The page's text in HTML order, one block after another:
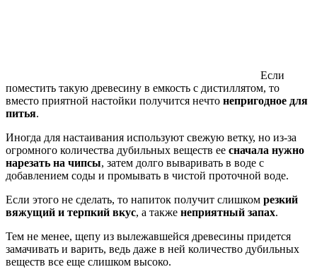
Если
поместить такую древесину в емкость с дистиллятом, то
вместо приятной настойки получится нечто непригодное для
питья.
Иногда для настаивания используют свежую ветку, но из-за
огромного количества дубильных веществ ее сначала нужно
нарезать на чипсы, затем долго вываривать в воде с
добавлением соды и промывать в чистой проточной воде.
Если этого не сделать, то напиток получит слишком резкий
вяжущий и терпкий вкус, а также неприятный запах.
Тем не менее, щепу из вылежавшейся древесины придется
замачивать и варить, ведь даже в ней количество дубильных
веществ все еще слишком высоко.